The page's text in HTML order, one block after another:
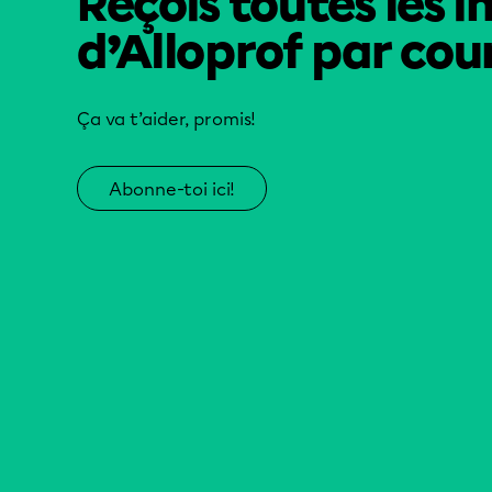
d’Alloprof par
Ça va t’aider, promis!
Abonne-toi ici!